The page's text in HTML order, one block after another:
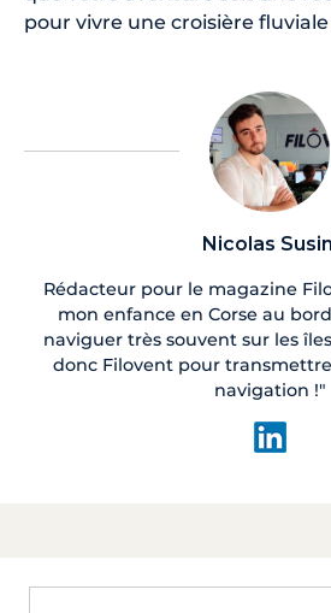
pour vivre une croisière fluviale
Nicolas
Rédacteur pour le magazine
mon enfance en Corse au
naviguer très souvent sur les
donc Filovent pour
navigation !"